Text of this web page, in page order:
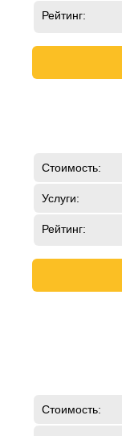
Рейтинг:
Стоимость:
Услуги:
Рейтинг:
Стоимость: